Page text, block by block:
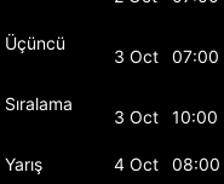
Üçüncü
3 Oct 07:00
Sıralama
3 Oct 10:00
Yarış 4 Oct
08:00